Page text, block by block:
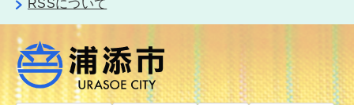
RSSについて